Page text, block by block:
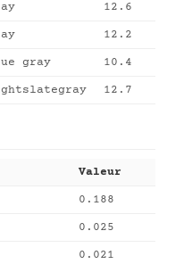
12.6
12.2
gray 10.4
12.7
Valeur
0.188
0.025
0.021